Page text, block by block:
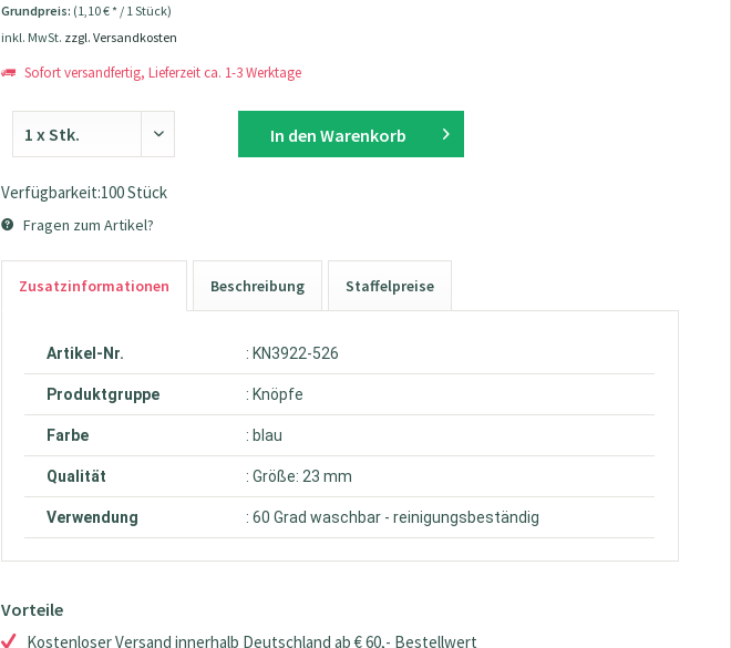
Grundpreis: (1,10 € * / 1 Stück)
inkl. MwSt. zzgl. Versandkosten
Sofort versandfertig, Lieferzeit ca. 1-3 Werktage
In den Warenkorb
Verfügbarkeit:100 Stück
Fragen zum Artikel?
Zusatzinformationen Beschreibung Staffelpreise
Artikel-Nr. : KN3922-526
Produktgruppe : Knöpfe
Farbe : blau
Qualität : Größe: 23 mm
Verwendung : 60 Grad waschbar - reinigungsbeständig
Vorteile
Kostenloser Versand innerhalb Deutschland ab € 60,- Bestellwert